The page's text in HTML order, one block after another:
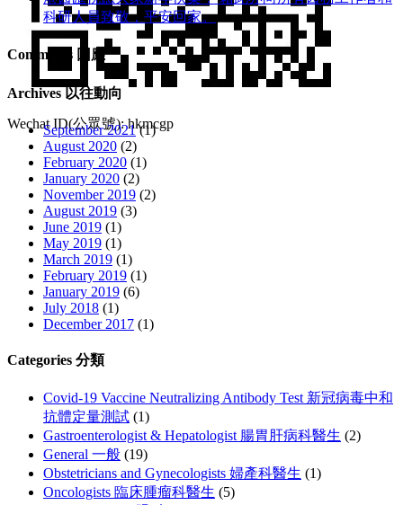
Wechat ID(公眾號): hkmcgp
科研人員致敬，平安回家。
Comments 回應
Archives 以往動向
September 2021(1)
August 2020 (2)
February 2020 (1)
January 2020 (2)
November 2019 (2)
August 2019 (3)
June 2019 (1)
May 2019 (1)
March 2019 (1)
February 2019 (1)
January 2019 (6)
July 2018 (1)
December 2017 (1)
Categories 分類
Covid-19 Vaccine Neutralizing Antibody Test 新冠病毒中和
抗體定量測試 (1)
Gastroenterologist & Hepatologist 腸胃肝病科醫生 (2)
General 一般 (19)
Obstetricians and Gynecologists 婦產科醫生 (1)
Oncologists 臨床腫瘤科醫生 (5)